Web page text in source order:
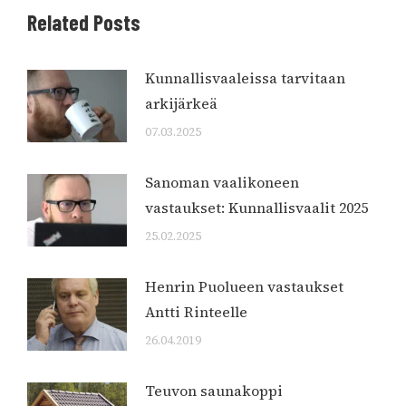
Related Posts
Kunnallisvaaleissa tarvitaan
arkijärkeä
07.03.2025
Sanoman vaalikoneen
vastaukset: Kunnallisvaalit 2025
25.02.2025
Henrin Puolueen vastaukset
Antti Rinteelle
26.04.2019
Teuvon saunakoppi